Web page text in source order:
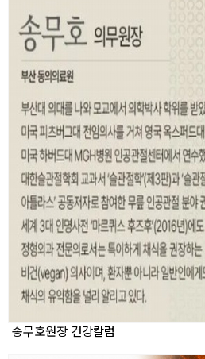
송무호원장 건강칼럼